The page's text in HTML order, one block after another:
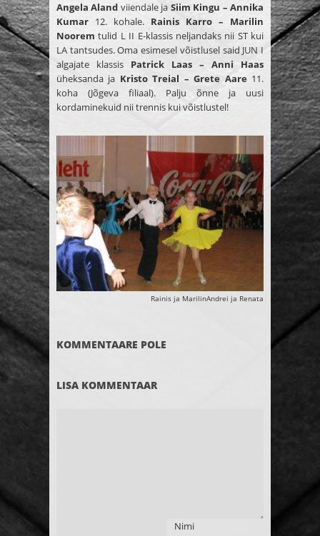
Angela Aland viiendale ja Siim Kingu – Annika
Kumar 12. kohale. Rainis Karro – Marilin
Noorem tulid L II E-klassis neljandaks nii ST kui
LA tantsudes. Oma esimesel võistlusel said JUN I
algajate klassis Patrick Laas – Anni Haas
üheksanda ja Kristo Treial – Grete Aare 11.
koha (Jõgeva filiaal). Palju õnne ja uusi
kordaminekuid nii trennis kui võistlustel!
Rainis ja MarilinAndrei ja Renata
KOMMENTAARE POLE
LISA KOMMENTAAR
Nimi